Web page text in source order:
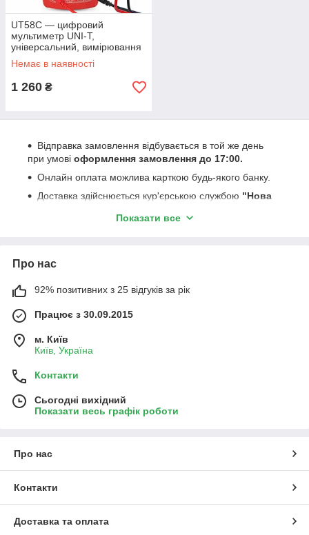
UT58С — цифровий
мультиметр UNI-T,
універсальний, вимірювання
ємності конденсаторів +
температури +частоти
Немає в наявності
1 260 ₴
Відправка замовлення відбувається в той же день
при умові оформлення замовлення до 17:00.
Онлайн оплата можлива карткою будь-якого банку.
Доставка здійснюється кур'єрською службою "Нова
Замовлення не обробляються у вихідні дні та свята
Показати все
Про нас
92% позитивних з 25 відгуків за рік
Працює з 30.09.2015
м. Київ
Київ, Україна
Контакти
Сьогодні вихідний
Показати весь графік роботи
Про нас
Контакти
Доставка та оплата